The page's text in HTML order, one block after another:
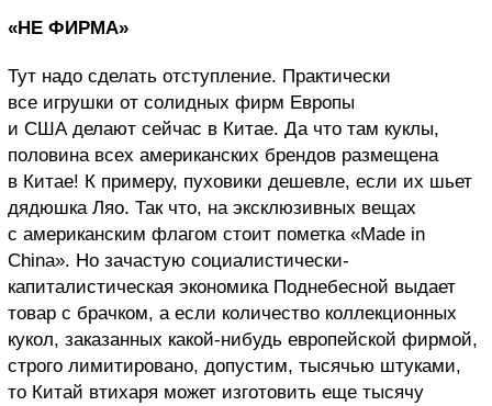
«НЕ ФИРМА»
Тут надо сделать отступление. Практически
все игрушки от солидных фирм Европы
и США делают сейчас в Китае. Да что там куклы,
половина всех американских брендов размещена
в Китае! К примеру, пуховики дешевле, если их шьет
дядюшка Ляо. Так что, на эксклюзивных вещах
с американским флагом стоит пометка «Made in
China». Но зачастую социалистически-
капиталистическая экономика Поднебесной выдает
товар с брачком, а если количество коллекционных
кукол, заказанных какой-нибудь европейской фирмой,
строго лимитировано, допустим, тысячью штуками,
то Китай втихаря может изготовить еще тысячу